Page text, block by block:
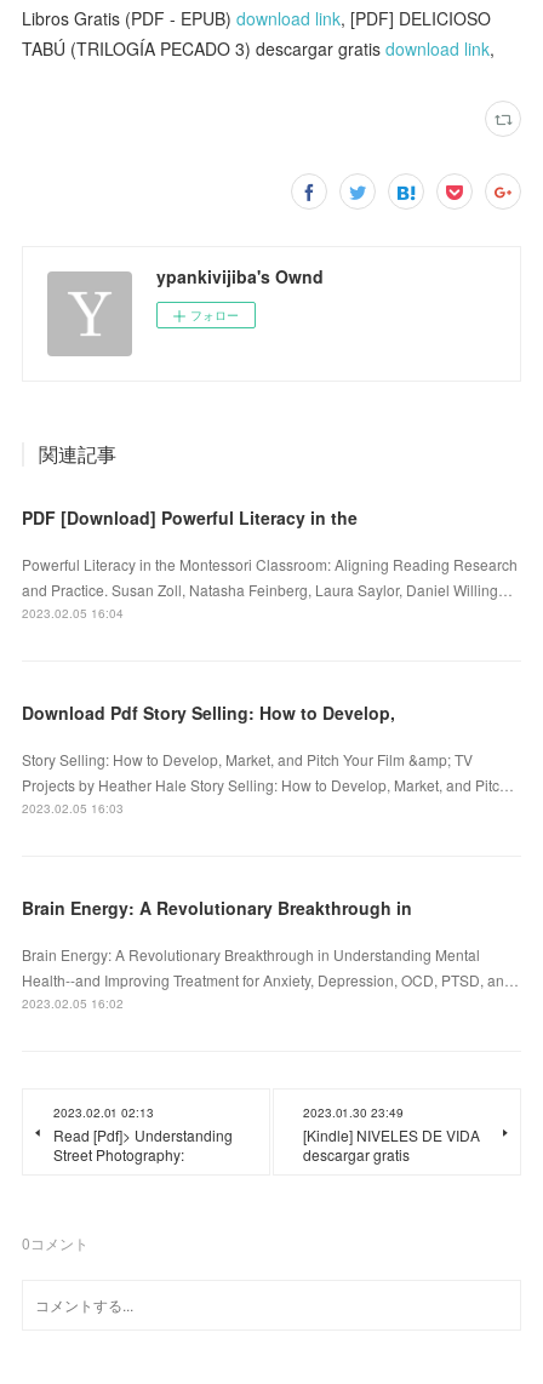
Libros Gratis (PDF - EPUB)download link, [PDF] DELICIOSO
TABÚ (TRILOGÍA PECADO 3) descargar gratisdownload link,
ypankivijiba's Ownd
フォロー
関連記事
PDF [Download] Powerful Literacy in the
Powerful Literacy in the Montessori Classroom: Aligning Reading Research
and Practice. Susan Zoll, Natasha Feinberg, Laura Saylor, Daniel Willing…
2023.02.05 16:04
Download Pdf Story Selling: How to Develop,
Story Selling: How to Develop, Market, and Pitch Your Film &amp; TV
Projects by Heather Hale Story Selling: How to Develop, Market, and Pitc…
2023.02.05 16:03
Brain Energy: A Revolutionary Breakthrough in
Brain Energy: A Revolutionary Breakthrough in Understanding Mental
Health--and Improving Treatment for Anxiety, Depression, OCD, PTSD, an…
2023.02.05 16:02
2023.02.01 02:13
Read [Pdf]> Understanding
Street Photography:
2023.01.30 23:49
[Kindle] NIVELES DE VIDA
descargar gratis
0コメント